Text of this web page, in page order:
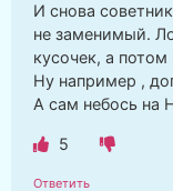
И снова
не заменимый.
кусочек, а
Ну например ,
А сам небось на
5
Ответить